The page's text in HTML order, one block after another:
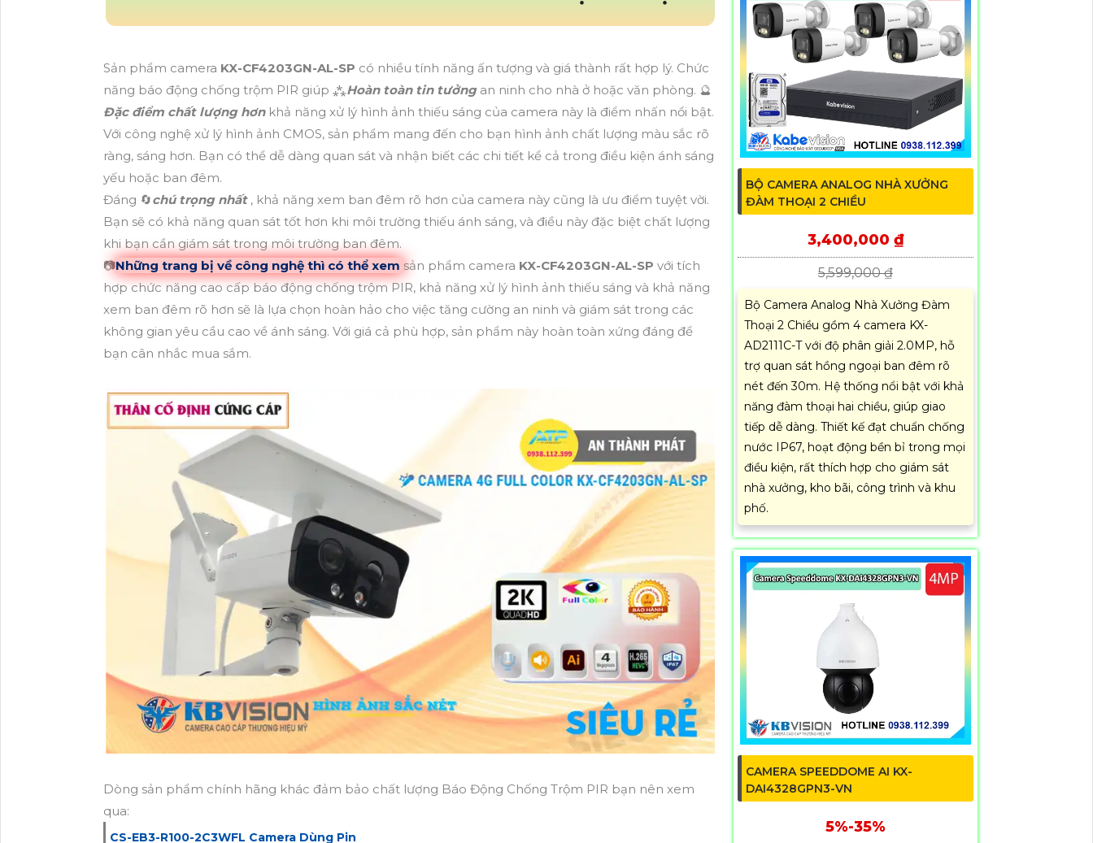
Sản phẩm camera KX-CF4203GN-AL-SP có nhiều tính năng ấn tượng và giá thành rất hợp lý. Chức
năng báo động chống trộm PIR giúp ⁂Hoàn toàn tin tưởngan ninh cho nhà ở hoặc văn phòng. 🔮
Đặc điểm chất lượng hơn khả năng xử lý hình ảnh thiếu sáng của camera này là điểm nhấn nổi bật.
Với công nghệ xử lý hình ảnh CMOS, sản phẩm mang đến cho bạn hình ảnh chất lượng màu sắc rõ
ràng, sáng hơn. Bạn có thể dễ dàng quan sát và nhận biết các chi tiết kể cả trong điều kiện ánh sáng
yếu hoặc ban đêm.
Đáng 🔄chú trọng nhất, khả năng xem ban đêm rõ hơn của camera này cũng là ưu điểm tuyệt vời.
Bạn sẽ có khả năng quan sát tốt hơn khi môi trường thiếu ánh sáng, và điều này đặc biệt chất lượng
khi bạn cần giám sát trong môi trường ban đêm.
📷Những trang bị về công nghệ thì có thể xem sản phẩm camera KX-CF4203GN-AL-SP với tích
hợp chức năng cao cấp báo động chống trộm PIR, khả năng xử lý hình ảnh thiếu sáng và khả năng
xem ban đêm rõ hơn sẽ là lựa chọn hoàn hảo cho việc tăng cường an ninh và giám sát trong các
không gian yêu cầu cao về ánh sáng. Với giá cả phù hợp, sản phẩm này hoàn toàn xứng đáng để
bạn cân nhắc mua sắm.
Dòng sản phẩm chính hãng khác đảm bảo chất lượng Báo Động Chống Trộm PIR bạn nên xem
qua:
CS-EB3-R100-2C3WFL Camera Dùng Pin
BỘ CAMERA ANALOG NHÀ XƯỞNG
ĐÀM THOẠI 2 CHIỀU
3,400,000 ₫
5,599,000 ₫
Bộ Camera Analog Nhà Xưởng Đàm
Thoại 2 Chiều gồm 4 camera KX-
AD2111C-T với độ phân giải 2.0MP, hỗ
trợ quan sát hồng ngoại ban đêm rõ
nét đến 30m. Hệ thống nổi bật với khả
năng đàm thoại hai chiều, giúp giao
tiếp dễ dàng. Thiết kế đạt chuẩn chống
nước IP67, hoạt động bền bỉ trong mọi
điều kiện, rất thích hợp cho giám sát
nhà xưởng, kho bãi, công trình và khu
phố.
CAMERA SPEEDDOME AI KX-
DAI4328GPN3-VN
5%-35%